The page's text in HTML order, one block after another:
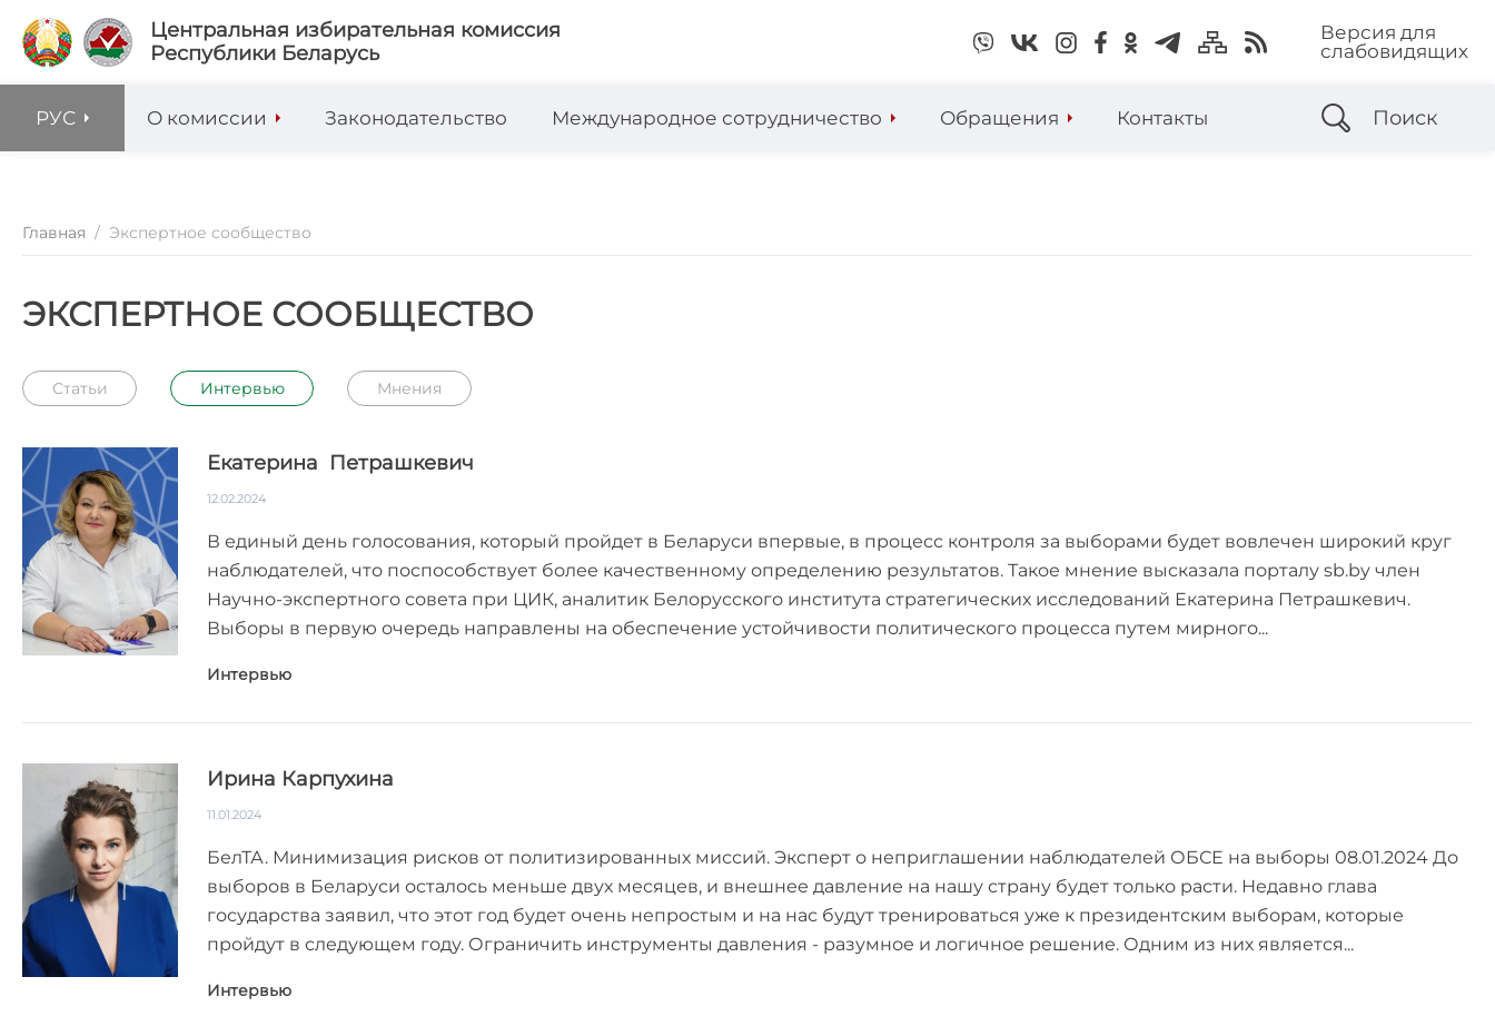
Центральная избирательная комиссия
Республики Беларусь
Версия для
слабовидящих
РУС О комиссии Законодательство Международное сотрудничество Обращения Контакты Поиск
Главная / Экспертное сообщество
ЭКСПЕРТНОЕ СООБЩЕСТВО
Статьи Интервью Мнения
Екатерина Петрашкевич
12.02.2024
В единый день голосования, который пройдет в Беларуси впервые, в процесс контроля за выборами будет вовлечен широкий круг
наблюдателей, что поспособствует более качественному определению результатов. Такое мнение высказала порталу sb.by член
Научно-экспертного совета при ЦИК, аналитик Белорусского института стратегических исследований Екатерина Петрашкевич.
Выборы в первую очередь направлены на обеспечение устойчивости политического процесса путем мирного...
Интервью
Ирина Карпухина
11.01.2024
БелТА. Минимизация рисков от политизированных миссий. Эксперт о неприглашении наблюдателей ОБСЕ на выборы 08.01.2024 До
выборов в Беларуси осталось меньше двух месяцев, и внешнее давление на нашу страну будет только расти. Недавно глава
государства заявил, что этот год будет очень непростым и на нас будут тренироваться уже к президентским выборам, которые
пройдут в следующем году. Ограничить инструменты давления - разумное и логичное решение. Одним из них является...
Интервью